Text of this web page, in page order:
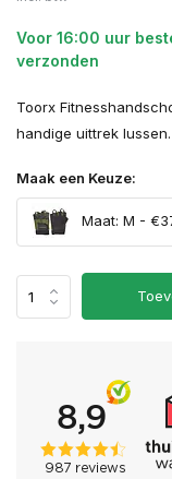
Voor 16:00 uur
verzonden
Toorx
handige uittrek
Maak een Keuze:
Maat: M -